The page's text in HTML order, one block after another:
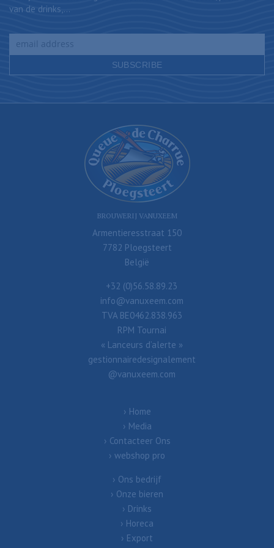
van de drinks,...
BROUWERIJ VANUXEEM
Armentieresstraat 150
7782 Ploegsteert
België
+32 (0)56.58.89.23
info@vanuxeem.com
TVA BE0462.838.963
RPM Tournai
« Lanceurs d’alerte »
gestionnairedesignalement
@vanuxeem.com
Home
Media
Contacteer Ons
webshop pro
Ons bedrijf
Onze bieren
Drinks
Horeca
Export